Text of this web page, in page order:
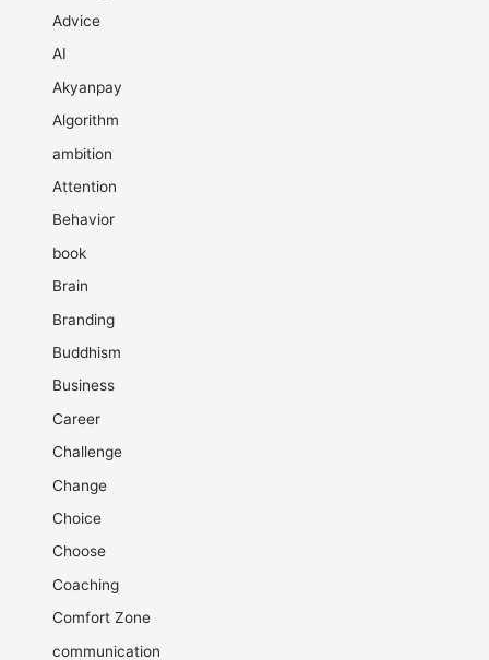
Advice
AI
Akyanpay
Algorithm
ambition
Attention
Behavior
book
Brain
Branding
Buddhism
Business
Career
Challenge
Change
Choice
Choose
Coaching
Comfort Zone
communication